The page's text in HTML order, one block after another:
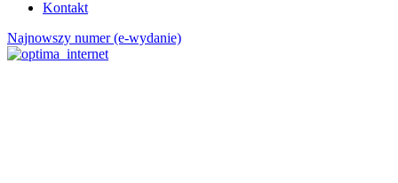
Kontakt
Najnowszy numer (e-wydanie)